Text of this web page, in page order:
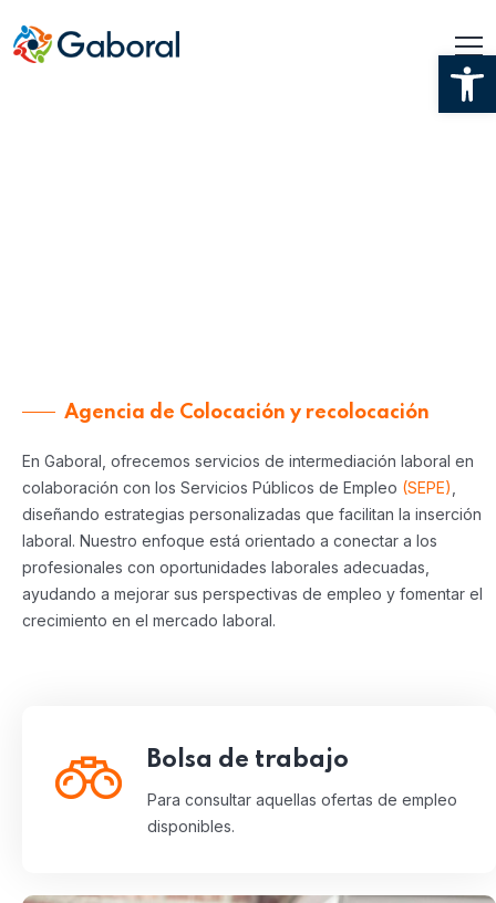
Agencia de Colocación y recolocación
En Gaboral, ofrecemos servicios de intermediación laboral en
colaboración con los Servicios Públicos de Empleo (SEPE)
diseñando estrategias personalizadas que facilitan la inserción
laboral. Nuestro enfoque está orientado a conectar a los
profesionales con oportunidades laborales adecuadas,
ayudando a mejorar sus perspectivas de empleo y fomentar el
crecimiento en el mercado laboral.
Bolsa de trabajo
Para consultar aquellas ofertas de empleo
disponibles.